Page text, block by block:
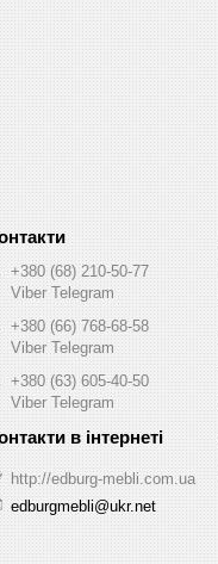
+380 (68) 210-50-77
Viber Telegram
+380 (66) 768-68-58
Viber Telegram
+380 (63) 605-40-50
Viber Telegram
http://edburg-mebli.com.ua
edburgmebli@ukr.net